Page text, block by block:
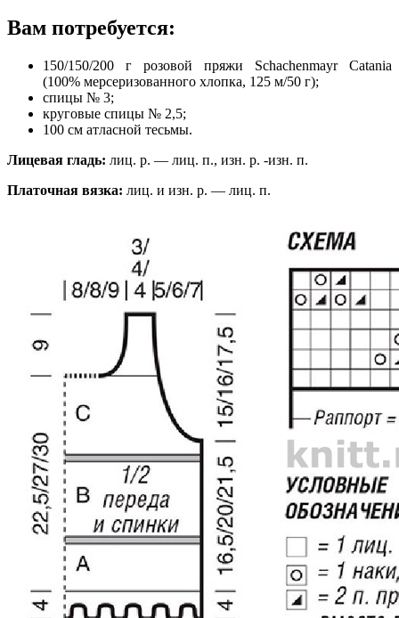
Вам потребуется:
150/150/200 г розовой пряжи Schachenmayr Catania
(100% мерсеризованного хлопка, 125 м/50 г);
спицы № 3;
круговые спицы № 2,5;
100 см атласной тесьмы.
Лицевая гладь: лиц. р. — лиц. п., изн. р. -изн. п.
Платочная вязка: лиц. и изн. р. — лиц. п.